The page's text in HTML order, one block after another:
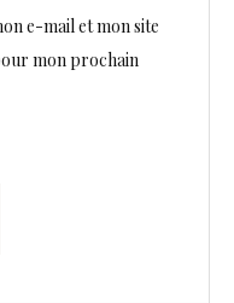
e-mail et mon site
mon prochain